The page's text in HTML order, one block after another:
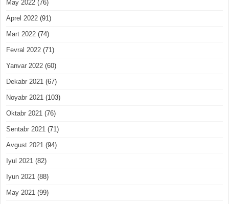
May 2022 (76)
Aprel 2022 (91)
Mart 2022 (74)
Fevral 2022 (71)
Yanvar 2022 (60)
Dekabr 2021 (67)
Noyabr 2021 (103)
Oktabr 2021 (76)
Sentabr 2021 (71)
Avgust 2021 (94)
Iyul 2021 (82)
Iyun 2021 (88)
May 2021 (99)